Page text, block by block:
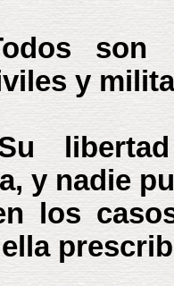
son
y
libertad
y nadie
los